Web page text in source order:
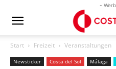
-
Start Freizeit Veranstaltungen
Newsticker Costa del Sol Málaga